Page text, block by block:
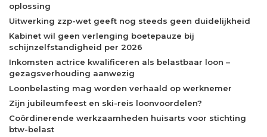
oplossing
Uitwerking zzp-wet geeft nog steeds geen duidelijkheid
Kabinet wil geen verlenging boetepauze bij
schijnzelfstandigheid per 2026
Inkomsten actrice kwalificeren als belastbaar loon –
gezagsverhouding aanwezig
Loonbelasting mag worden verhaald op werknemer
Zijn jubileumfeest en ski-reis loonvoordelen?
Coördinerende werkzaamheden huisarts voor stichting
btw-belast